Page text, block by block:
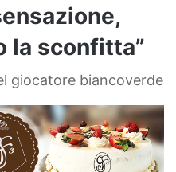
la sconfitta”
giocatore biancoverde